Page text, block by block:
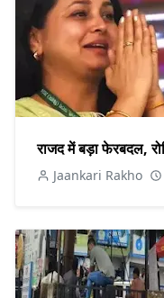
राजद में बड़ा फेरबदल,
Jaankari Rakho